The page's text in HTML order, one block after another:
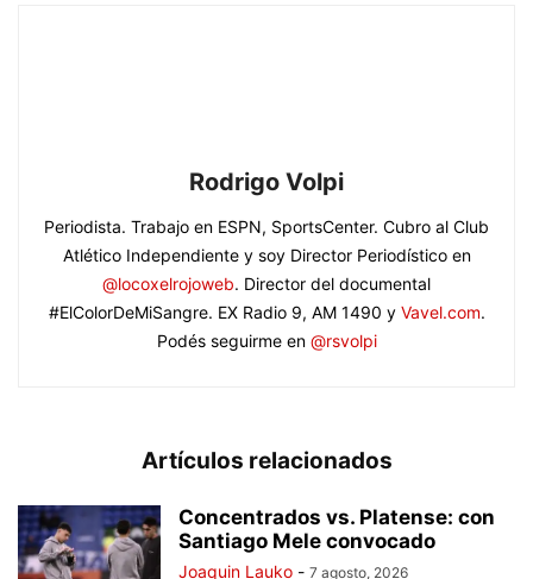
Rodrigo Volpi
Periodista. Trabajo en ESPN, SportsCenter. Cubro al Club
Atlético Independiente y soy Director Periodístico en
@locoxelrojoweb. Director del documental
#ElColorDeMiSangre. EX Radio 9, AM 1490 y Vavel.com.
Podés seguirme en @rsvolpi
Artículos relacionados
Concentrados vs. Platense: con
Santiago Mele convocado
Joaquin Lauko - 7 agosto, 2026